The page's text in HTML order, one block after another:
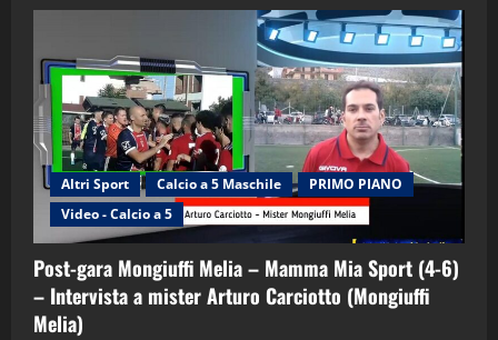
Altri Sport Calcio a 5 Maschile
PRIMO PIANO
Video - Calcio a 5
Post-gara Mongiuffi Melia – Mamma Mia Sport (4-6)
– Intervista a mister Arturo Carciotto (Mongiuffi
Melia)